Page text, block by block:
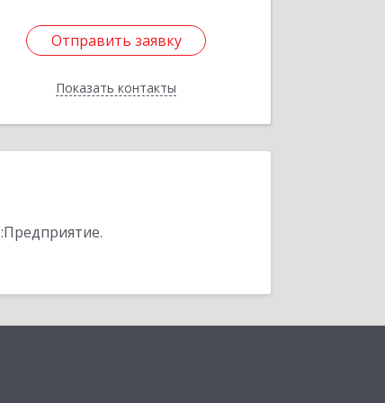
Отправить заявку
Показать контакты
Отправить заявку
Назад